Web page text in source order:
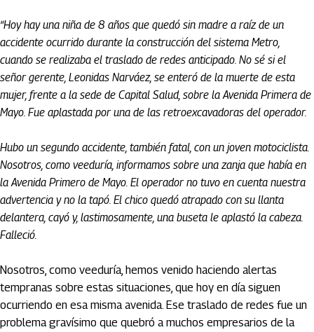
“Hoy hay una niña de 8 años que quedó sin madre a raíz de un
accidente ocurrido durante la construcción del sistema Metro,
cuando se realizaba el traslado de redes anticipado. No sé si el
señor gerente, Leonidas Narváez, se enteró de la muerte de esta
mujer, frente a la sede de Capital Salud, sobre la Avenida Primera de
Mayo. Fue aplastada por una de las retroexcavadoras del operador.
Hubo un segundo accidente, también fatal, con un joven motociclista.
Nosotros, como veeduría, informamos sobre una zanja que había en
la Avenida Primero de Mayo. El operador no tuvo en cuenta nuestra
advertencia y no la tapó. El chico quedó atrapado con su llanta
delantera, cayó y, lastimosamente, una buseta le aplastó la cabeza.
Falleció.
Nosotros, como veeduría, hemos venido haciendo alertas
tempranas sobre estas situaciones, que hoy en día siguen
ocurriendo en esa misma avenida. Ese traslado de redes fue un
problema gravísimo que quebró a muchos empresarios de la